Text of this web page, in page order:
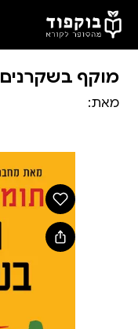
דלג לתוכן הראשי
מוקף בשקרנים
מאת: